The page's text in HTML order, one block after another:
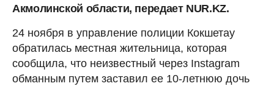
Акмолинской области, передает NUR.KZ.
24 ноября в управление полиции Кокшетау
обратилась местная жительница, которая
сообщила, что неизвестный через Instagram
обманным путем заставил ее 10-летнюю дочь